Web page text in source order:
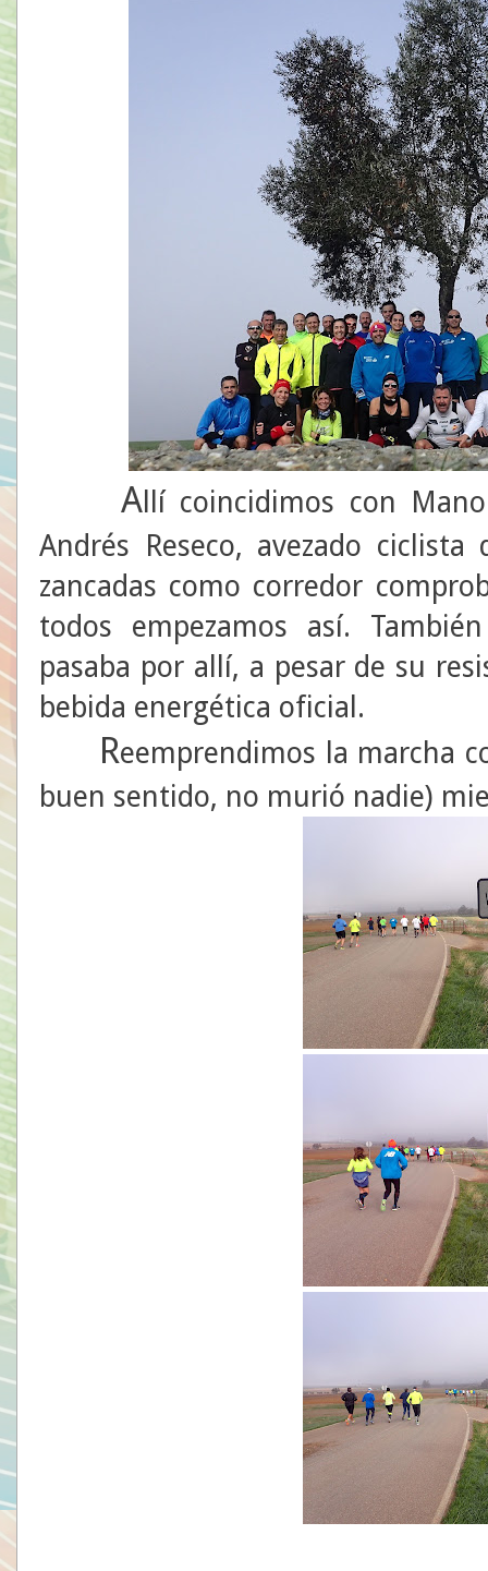
A llí coincidimos con
Andrés Reseco, avezado
zancadas como corredor
todos empezamos así.
pasaba por allí, a pesar de su
bebida energética oficial.
Reemprendimos la marcha
buen sentido, no murió nadie)